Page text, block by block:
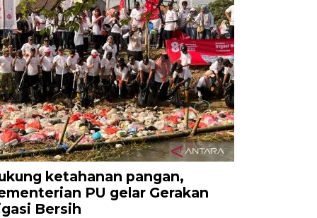
ketahanan pangan,
PU gelar Gerakan
Bersih